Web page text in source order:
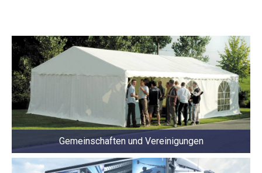
Gemeinschaften und Vereinigungen